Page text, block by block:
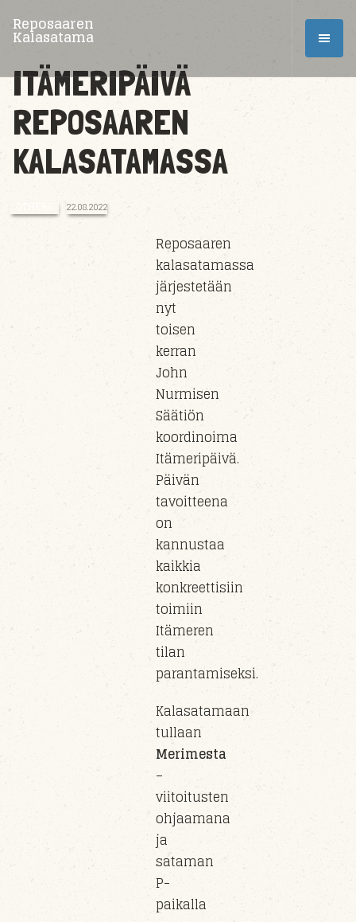
Reposaaren
Kalasatama
ITÄMERIPÄIVÄ
REPOSAAREN
KALASATAMASSA
OTHERS 22.08.2022
Reposaaren
kalasatamassa
järjestetään
nyt
toisen
kerran
John
Nurmisen
Säätiön
koordinoima
Itämeripäivä.
Päivän
tavoitteena
on
kannustaa
kaikkia
konkreettisiin
toimiin
Itämeren
tilan
parantamiseksi.
Kalasatamaan
tullaan
Merimesta
–
viitoitusten
ohjaamana
ja
sataman
P-
paikalla